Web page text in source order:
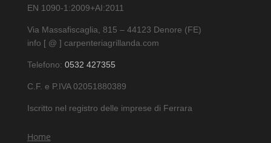
EN 1090-1:2009+AI:2011
Via Massafiscaglia, 815 – 44123 Denore (FE)
info [ @ ] carpenteriagrillanda.com
Telefono: 0532 427355
C.F. e P.IVA 02051880389
Iscritto nel registro delle imprese di Ferrara
Home